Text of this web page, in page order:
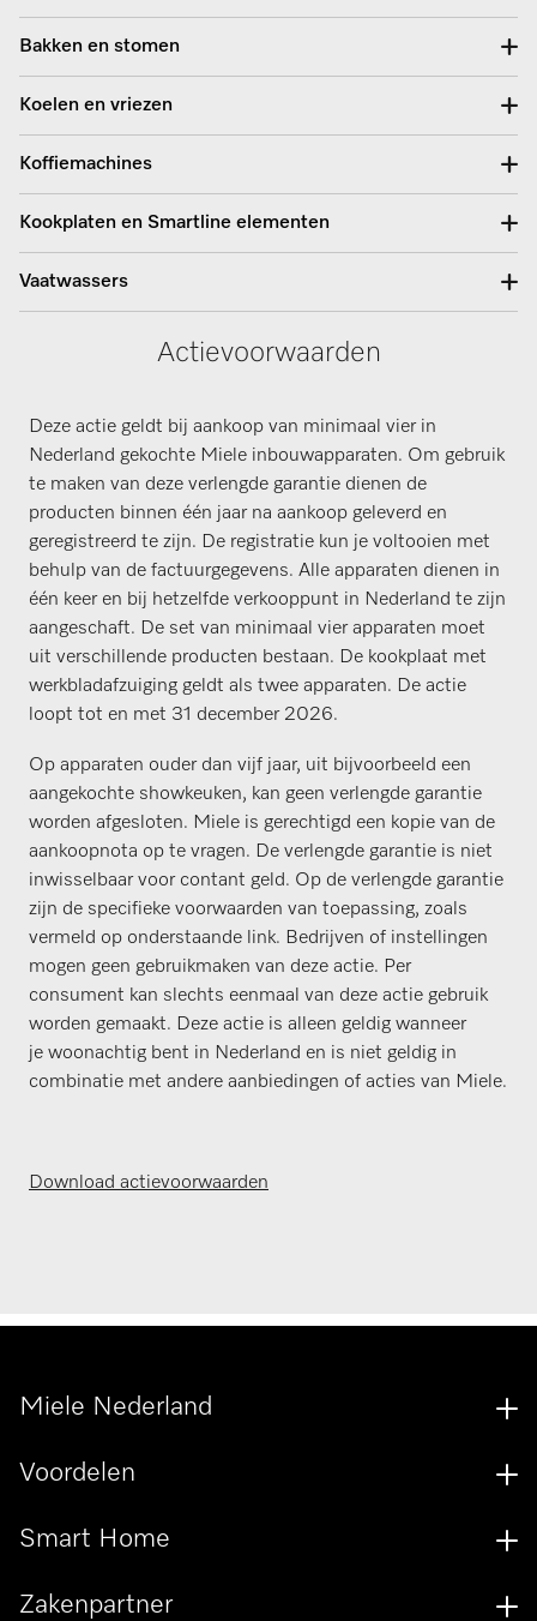
Bakken en stomen
Koelen en vriezen
Koffiemachines
Kookplaten en Smartline elementen
Vaatwassers
Actievoorwaarden
Deze actie geldt bij aankoop van minimaal vier in
Nederland gekochte Miele inbouwapparaten. Om gebruik
te maken van deze verlengde garantie dienen de
producten binnen één jaar na aankoop geleverd en
geregistreerd te zijn. De registratie kun je voltooien met
behulp van de factuurgegevens. Alle apparaten dienen in
één keer en bij hetzelfde verkooppunt in Nederland te zijn
aangeschaft. De set van minimaal vier apparaten moet
uit verschillende producten bestaan. De kookplaat met
werkbladafzuiging geldt als twee apparaten. De actie
loopt tot en met 31 december 2026.
Op apparaten ouder dan vijf jaar, uit bijvoorbeeld een
aangekochte showkeuken, kan geen verlengde garantie
worden afgesloten. Miele is gerechtigd een kopie van de
aankoopnota op te vragen. De verlengde garantie is niet
inwisselbaar voor contant geld. Op de verlengde garantie
zijn de specifieke voorwaarden van toepassing, zoals
vermeld op onderstaande link. Bedrijven of instellingen
mogen geen gebruikmaken van deze actie. Per
consument kan slechts eenmaal van deze actie gebruik
worden gemaakt. Deze actie is alleen geldig wanneer
je woonachtig bent in Nederland en is niet geldig in
combinatie met andere aanbiedingen of acties van Miele.
Download actievoorwaarden
Miele Nederland
Voordelen
Smart Home
Zakenpartner